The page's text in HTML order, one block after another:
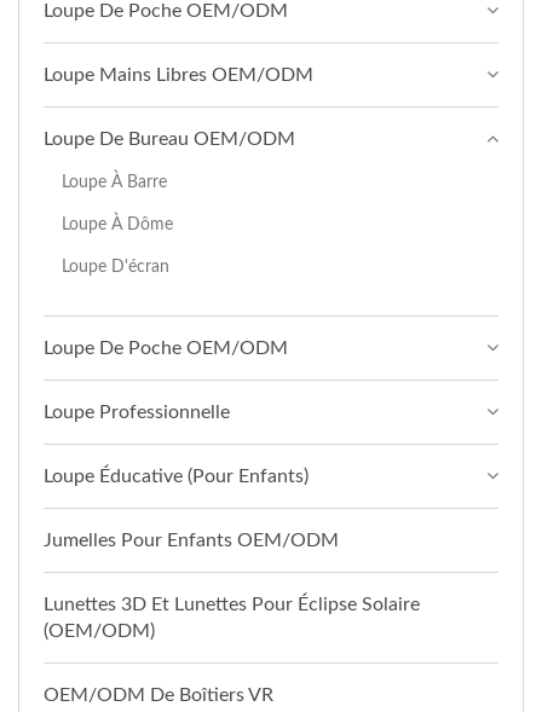
Loupe De Poche OEM/ODM
Loupe Mains Libres OEM/ODM
Loupe De Bureau OEM/ODM
Loupe À Barre
Loupe À Dôme
Loupe D'écran
Loupe De Poche OEM/ODM
Loupe Professionnelle
Loupe Éducative (pour Enfants)
Jumelles Pour Enfants OEM/ODM
Lunettes 3D Et Lunettes Pour Éclipse Solaire
(OEM/ODM)
OEM/ODM De Boîtiers VR